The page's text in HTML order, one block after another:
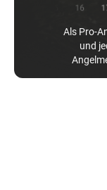
Als Pro-
und